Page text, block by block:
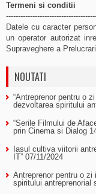
Termeni si conditii
Datele cu caracter
un operator autorizat
Supraveghere a
NOUTATI
“Antreprenor pentru o
dezvoltarea spiritului
“Serile Filmului de
prin Cinema si Dialog
Iasul cultiva viitorii
IT” 07/11/2024
Antreprenor pentru o
spiritului antreprenorial